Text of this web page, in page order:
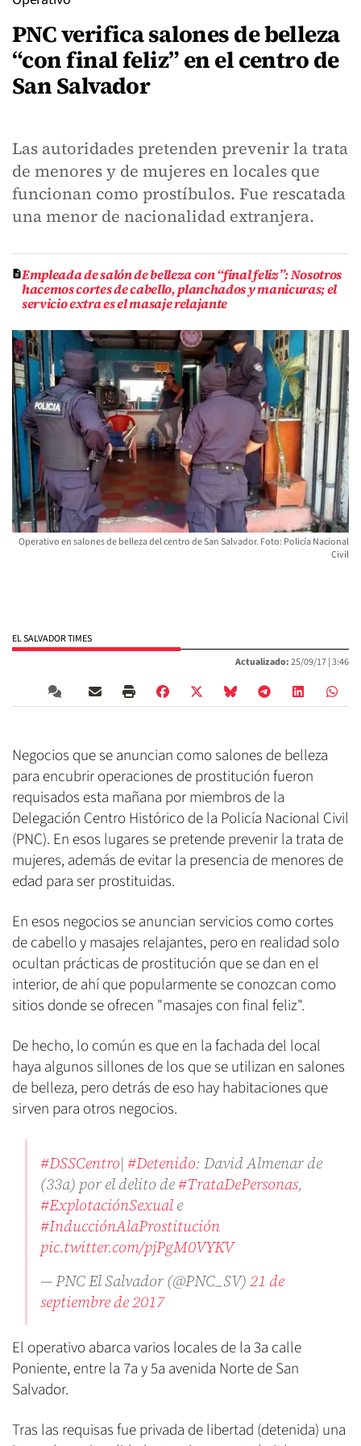
PNC verifica salones de belleza
“con final feliz” en el centro de
San Salvador
Las autoridades pretenden prevenir la trata
de menores y de mujeres en locales que
funcionan como prostíbulos. Fue rescatada
una menor de nacionalidad extranjera.
Empleada de salón de belleza con “final feliz”: Nosotros
hacemos cortes de cabello, planchados y manicuras; el
servicio extra es el masaje relajante
Operativo en salones de belleza del centro de San Salvador. Foto: Policía Nacional
Civil
EL SALVADOR TIMES
Actualizado:25/09/17 |3:46
Negocios que se anuncian como salones de belleza
para encubrir operaciones de prostitución fueron
requisados esta mañana por miembros de la
Delegación Centro Histórico de la Policía Nacional Civil
(PNC). En esos lugares se pretende prevenir la trata de
mujeres, además de evitar la presencia de menores de
edad para ser prostituidas.
En esos negocios se anuncian servicios como cortes
de cabello y masajes relajantes, pero en realidad solo
ocultan prácticas de prostitución que se dan en el
interior, de ahí que popularmente se conozcan como
sitios donde se ofrecen "masajes con final feliz".
De hecho, lo común es que en la fachada del local
haya algunos sillones de los que se utilizan en salones
de belleza, pero detrás de eso hay habitaciones que
sirven para otros negocios.
#DSSCentro| #Detenido: David Almenar de
(33a) por el delito de#TrataDePersonas,
#ExplotaciónSexuale
#InducciónAlaProstitución
pic.twitter.com/pjPgM0VYKV
— PNC El Salvador (@PNC_SV)21 de
septiembre de 2017
El operativo abarca varios locales de la 3a calle
Poniente, entre la 7a y 5a avenida Norte de San
Salvador.
Tras las requisas fue privada de libertad (detenida) una